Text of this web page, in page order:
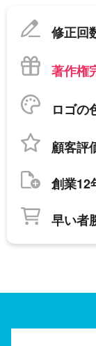
修正回
著作権
ロゴの
顧客評
創業12
早い者